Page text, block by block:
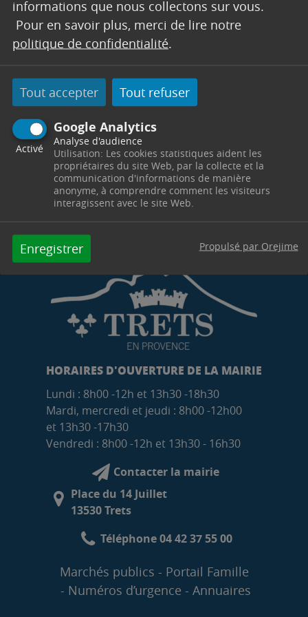
informations que nous collectons sur vous.
Pour en savoir plus, merci de lire notre
politique de confidentialité.
Tout accepter Tout refuser
Google Analytics
Activé
Analyse d'audience
Utilisation: Les cookies statistiques aident les
propriétaires du site Web, par la collecte et la
communication d'informations de manière
anonyme, à comprendre comment les visiteurs
interagissent avec le site Web.
Enregistrer Propulsé par Orejime
semaine.
En raison d’unrisque très élevé de feux de
forêt, lavigilance rouge est maintenue
Var. Lesmassifs forestiers resteront fermés
ce lundi.
Merci de faire preuve de la plus grande vigilance.
HORAIRES D'OUVERTURE DE LA MAIRIE
Lundi : 8h00 -12h et 13h30 -18h30
Mardi, mercredi et jeudi : 8h00 -12h00
et 13h30 -17h30
Vendredi : 8h00 -12h et 13h30 - 16h30
Contacter la mairie
Place du 14 Juillet
13530 Trets
Téléphone 04 42 37 55 00
Marchés publics
Portail Famille
Numéros d’urgence
Annuaires